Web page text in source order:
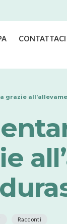
CONTATTACI
grazie
Racconti